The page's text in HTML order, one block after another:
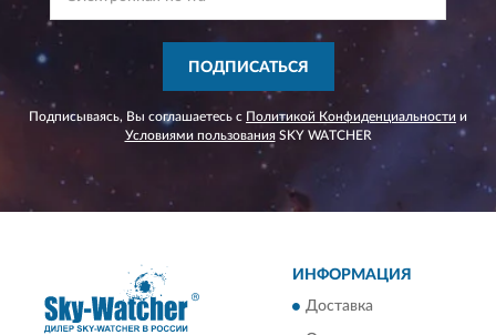
ПОДПИСАТЬСЯ
Подписываясь, Вы соглашаетесь с Политикой Конфиденциальности и
Условиями пользованияSKY WATCHER
ИНФОРМАЦИЯ
Доставка